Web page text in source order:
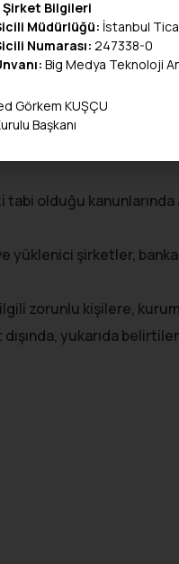
açıklanan amaçlarla;
bulunan şirketler,
olduğu
yüklenici şirketler,
zorunlu kişilere,
dışında, yukarıda
Şirket Bilgileri
Müdürlüğü: İstanbul
Numarası: 247338-0
Big Medya Teknoloji
Görkem KUŞÇU
Başkanı